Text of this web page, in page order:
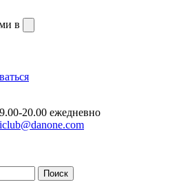
в
20.00 ежедневно